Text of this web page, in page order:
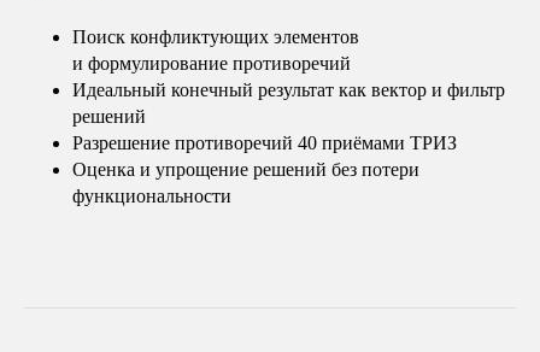
Поиск конфликтующих элементов
и формулирование противоречий
Идеальный конечный результат как вектор и фильтр
решений
Разрешение противоречий 40 приёмами ТРИЗ
Оценка и упрощение решений без потери
функциональности